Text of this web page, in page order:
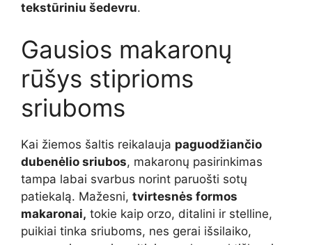
tekstūriniu šedevru.
Gausios makaronų
rūšys stiprioms
sriuboms
Kai žiemos šaltis reikalauja paguodžiančio
dubenėlio sriubos, makaronų pasirinkimas
tampa labai svarbus norint paruošti sotų
patiekalą. Mažesni, tvirtesnės formos
makaronai, tokie kaip orzo, ditalini ir stelline,
puikiai tinka sriuboms, nes gerai išsilaiko,